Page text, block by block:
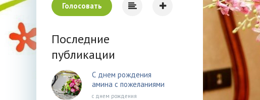
Голосовать
Последние
публикации
С днем рождения
амина с пожеланиями
с днем рождения